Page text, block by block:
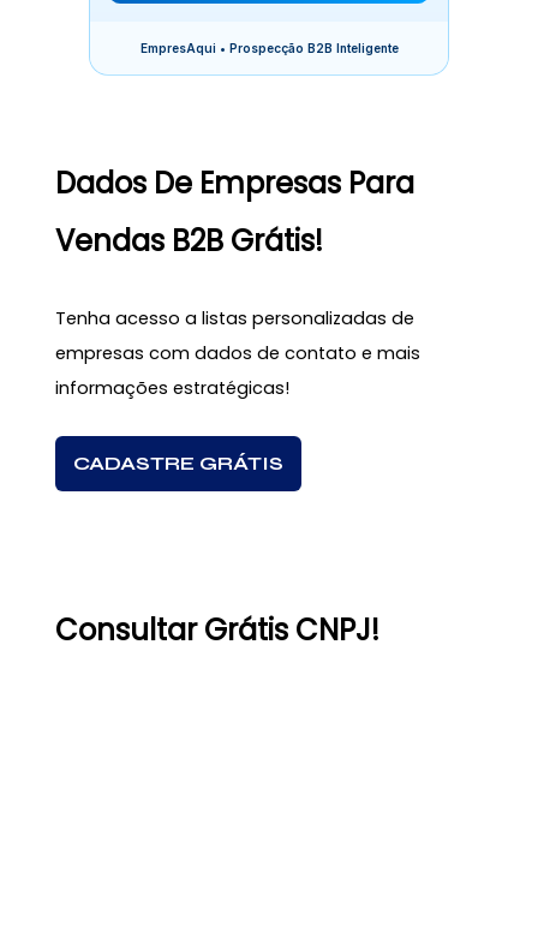
EmpresAqui • Prospecção B2B Inteligente
Dados De Empresas Para
Vendas B2B Grátis!
Tenha acesso a listas personalizadas de
empresas com dados de contato e mais
informações estratégicas!
CADASTRE GRÁTIS
Consultar Grátis CNPJ!